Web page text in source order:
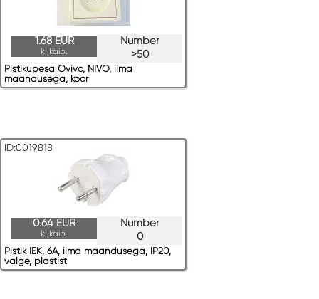
Number
>50
1.68 EUR
k. käib.
Pistikupesa Ovivo, NIVO, ilma
maandusega, koor
ID:0019818
Number
0
0.64 EUR
k. käib.
Pistik IEK, 6A, ilma maandusega, IP20,
valge, plastist